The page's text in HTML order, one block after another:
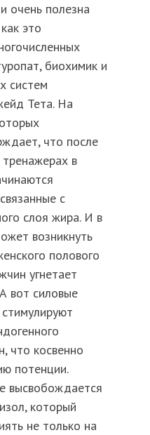
очень полезна
это
биохимик и
систем
Тета. На
что после
в
с
слоя жира. И в
возникнуть
полового
угнетает
вот силовые
что косвенно
потенции.
высвобождается
который
не только на